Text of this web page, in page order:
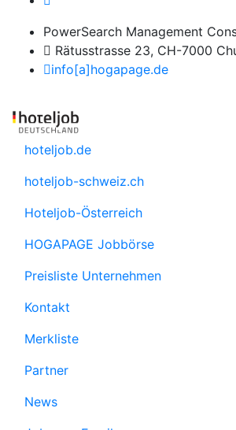
PowerSearch Management
Rätusstrasse 23, CH-7000
info[a]hogapage.de
hoteljob.de
hoteljob-schweiz.ch
Hoteljob-Österreich
HOGAPAGE Jobbörse
Preisliste Unternehmen
Kontakt
Merkliste
Partner
News